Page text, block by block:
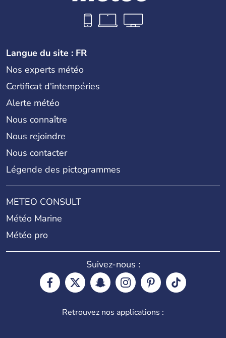
Langue du site : FR
Nos experts météo
Certificat d'intempéries
Alerte météo
Nous connaître
Nous rejoindre
Nous contacter
Légende des pictogrammes
METEO CONSULT
Météo Marine
Météo pro
Suivez-nous :
Retrouvez nos applications :